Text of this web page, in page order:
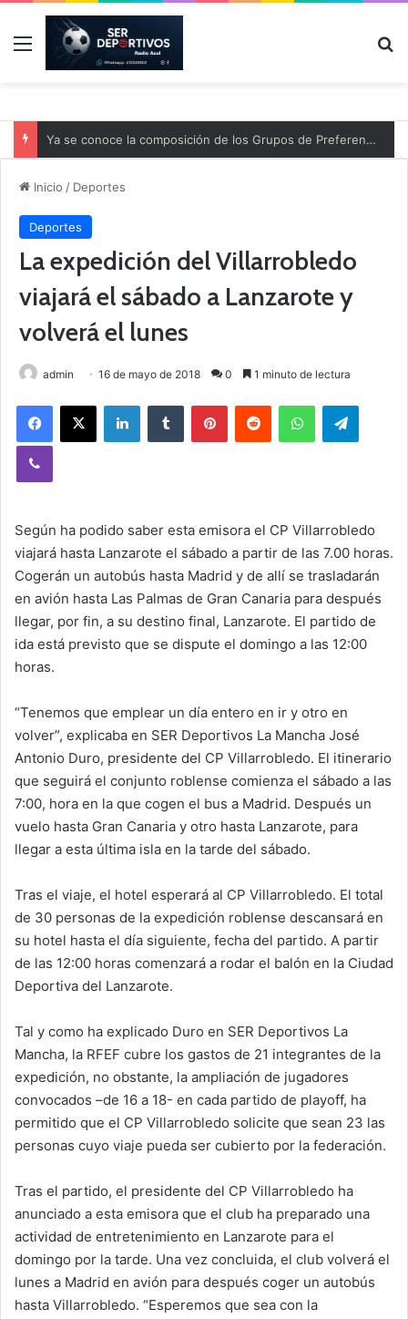
Menú
Ya se conoce la composición de los Grupos de Preferente y el calendario
Inicio / Deportes
Deportes
La expedición del Villarrobledo
viajará el sábado a Lanzarote y
volverá el lunes
admin 16 de mayo de 2018 0 1 minuto de lectura
Según ha podido saber esta emisora el CP Villarrobledo
viajará hasta Lanzarote el sábado a partir de las 7.00 horas.
Cogerán un autobús hasta Madrid y de allí se trasladarán
en avión hasta Las Palmas de Gran Canaria para después
llegar, por fin, a su destino final, Lanzarote. El partido de
ida está previsto que se dispute el domingo a las 12:00
horas.
“Tenemos que emplear un día entero en ir y otro en
volver”, explicaba en SER Deportivos La Mancha José
Antonio Duro, presidente del CP Villarrobledo. El itinerario
que seguirá el conjunto roblense comienza el sábado a las
7:00, hora en la que cogen el bus a Madrid. Después un
vuelo hasta Gran Canaria y otro hasta Lanzarote, para
llegar a esta última isla en la tarde del sábado.
Tras el viaje, el hotel esperará al CP Villarrobledo. El total
de 30 personas de la expedición roblense descansará en
su hotel hasta el día siguiente, fecha del partido. A partir
de las 12:00 horas comenzará a rodar el balón en la Ciudad
Deportiva del Lanzarote.
Tal y como ha explicado Duro en SER Deportivos La
Mancha, la RFEF cubre los gastos de 21 integrantes de la
expedición, no obstante, la ampliación de jugadores
convocados –de 16 a 18- en cada partido de playoff, ha
permitido que el CP Villarrobledo solicite que sean 23 las
personas cuyo viaje pueda ser cubierto por la federación.
Tras el partido, el presidente del CP Villarrobledo ha
anunciado a esta emisora que el club ha preparado una
actividad de entretenimiento en Lanzarote para el
domingo por la tarde. Una vez concluida, el club volverá el
lunes a Madrid en avión para después coger un autobús
hasta Villarrobledo. “Esperemos que sea con la